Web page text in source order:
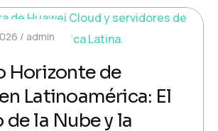
admin
Horizonte de
Latinoamérica: El
la Nube y la